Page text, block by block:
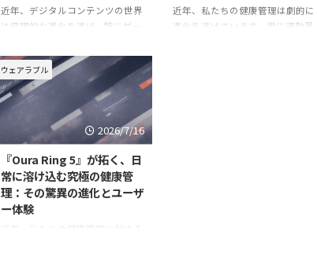
近年、デジタルコンテンツの世界
は飛躍的な進化を遂げ、特にゲー
ラクター表現は、驚くほどのリア
リティと感情の深さを獲得してい
ます。この進化の裏側には、最先
端のウェアラブル技術であるモー
ションキャプチャーが不可欠であ
近年、私たちの健康管理は劇的に
進化を遂げています。単に運動量
ウェアラブル
2026/7/16
『Oura Ring 5』が拓く、日
常に溶け込む究極の健康管
理：その驚異の進化とユーザ
ー体験
近年、私たちの健康管理に対する